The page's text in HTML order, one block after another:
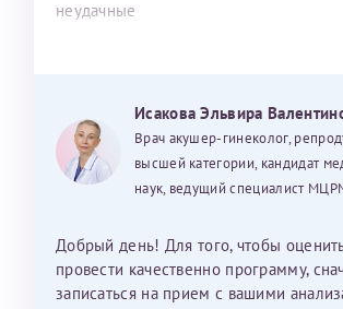
неудачные
Исакова Эльвира
Врач акушер-гинеколог,
высшей категории, кандидат
наук, ведущий специалист
Добрый день! Для того, чтобы
провести качественно программу,
записаться на прием с вашими